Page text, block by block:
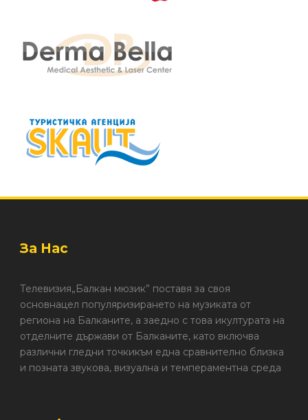
За Нас
Телевизия„Балкан мюзик” поставя за своя
основнацел популяризирането на музиката от
региона на Балканите, а заедно с това икултурата на
отделните държави от Балканите, като включва
различни гледни точкикъм една сравнително близка
и позната звукова, визуална и темпераментна среда